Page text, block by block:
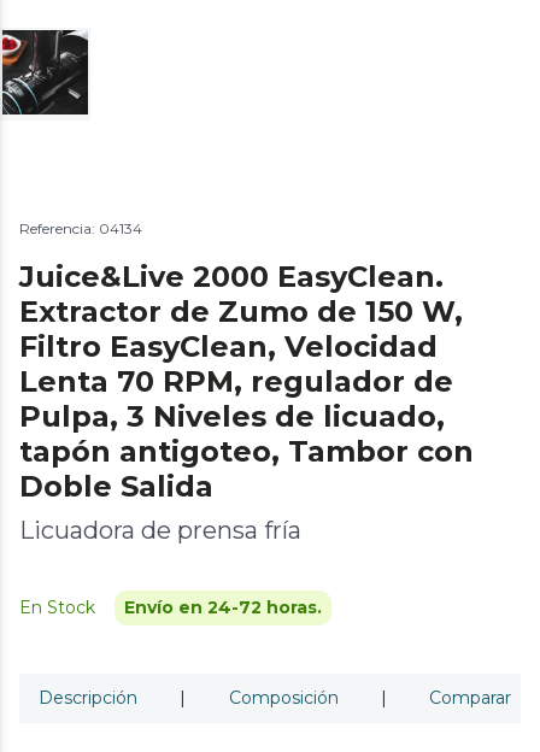
Referencia: 04134
Juice&Live 2000 EasyClean.
Extractor de Zumo de 150 W,
Filtro EasyClean, Velocidad
Lenta 70 RPM, regulador de
Pulpa, 3 Niveles de licuado,
tapón antigoteo, Tambor con
Doble Salida
Licuadora de prensa fría
En Stock Envío en 24-72 horas.
Descripción | Composición | Comparar